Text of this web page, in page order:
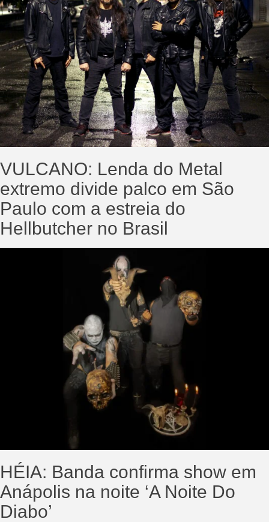
VULCANO: Lenda do Metal
extremo divide palco em São
Paulo com a estreia do
Hellbutcher no Brasil
HÉIA: Banda confirma show em
Anápolis na noite ‘A Noite Do
Diabo’